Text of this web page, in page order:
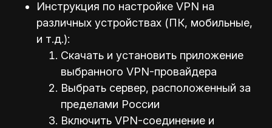
Инструкция по настройке VPN на
различных устройствах (ПК, мобильные,
и т.д.):
Скачать и установить приложение
выбранного VPN-провайдера
Выбрать сервер, расположенный за
пределами России
Включить VPN-соединение и